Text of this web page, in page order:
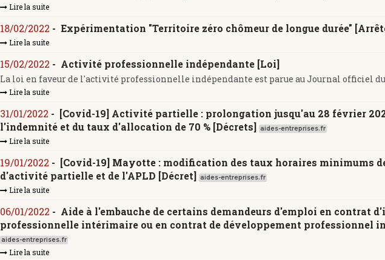
Lire la suite
18/02/2022 - Expérimentation "Territoire zéro chômeur de longue durée"
Lire la suite
15/02/2022 - Activité professionnelle indépendante [Loi]
La loi en faveur de l'activité professionnelle indépendante est parue au Journal officiel du
Lire la suite
31/01/2022 - [Covid-19] Activité partielle : prolongation jusqu'au 28 février
l'indemnité et du taux d'allocation de 70 % [Décrets] aides-entreprises.fr
Lire la suite
19/01/2022 - [Covid-19] Mayotte : modification des taux horaires minimums
d'activité partielle et de l'APLD [Décret] aides-entreprises.fr
Lire la suite
06/01/2022 - Aide à l'embauche de certains demandeurs d'emploi en contrat
professionnelle intérimaire ou en contrat de développement professionnel
aides-entreprises.fr
Lire la suite